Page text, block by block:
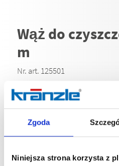
Zgoda
Niniejsza strona korzysta z
Wąż do
m
Nr. art. 125501
Za pomocą węży do
można łatwo i szybko
lub rynny. Dzięki